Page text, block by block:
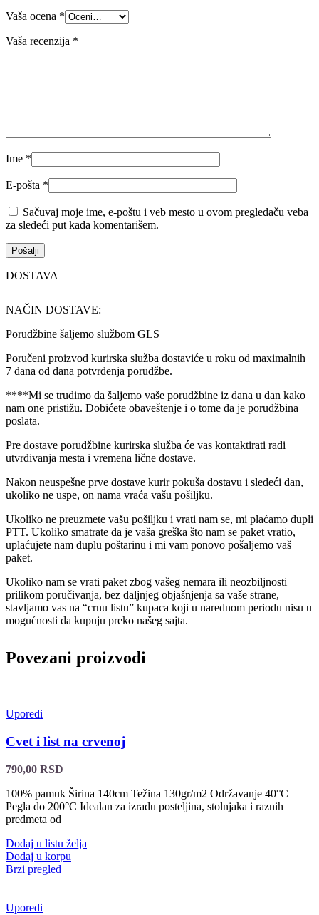
Vaša ocena *
Vaša recenzija *
Ime *
E-pošta *
Sačuvaj moje ime, e-poštu i veb mesto u ovom pregledaču veba
za sledeći put kada komentarišem.
DOSTAVA
NAČIN DOSTAVE:
Porudžbine šaljemo službom GLS
Poručeni proizvod kurirska služba dostaviće u roku od maximalnih
7 dana od dana potvrđenja porudžbe.
****Mi se trudimo da šaljemo vaše porudžbine iz dana u dan kako
nam one pristižu. Dobićete obaveštenje i o tome da je porudžbina
poslata.
Pre dostave porudžbine kurirska služba će vas kontaktirati radi
utvrđivanja mesta i vremena lične dostave.
Nakon neuspešne prve dostave kurir pokuša dostavu i sledeći dan,
ukoliko ne uspe, on nama vraća vašu pošiljku.
Ukoliko ne preuzmete vašu pošiljku i vrati nam se, mi plaćamo dupli
PTT. Ukoliko smatrate da je vaša greška što nam se paket vratio,
uplaćujete nam duplu poštarinu i mi vam ponovo pošaljemo vaš
paket.
Ukoliko nam se vrati paket zbog vašeg nemara ili neozbiljnosti
prilikom poručivanja, bez daljnjeg objašnjenja sa vaše strane,
stavljamo vas na “crnu listu” kupaca koji u narednom periodu nisu u
mogućnosti da kupuju preko našeg sajta.
Povezani proizvodi
Uporedi
Cvet i list na crvenoj
790,00 RSD
100% pamuk Širina 140cm Težina 130gr/m2 Održavanje 40°C
Pegla do 200°C Idealan za izradu posteljina, stolnjaka i raznih
predmeta od
Dodaj u listu želja
Dodaj u korpu
Brzi pregled
Uporedi